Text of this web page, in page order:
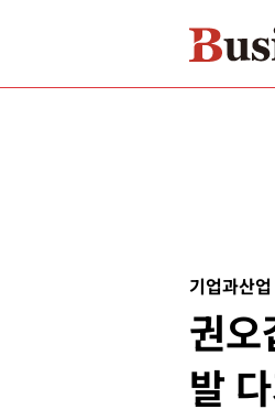
기업과산업
권
발